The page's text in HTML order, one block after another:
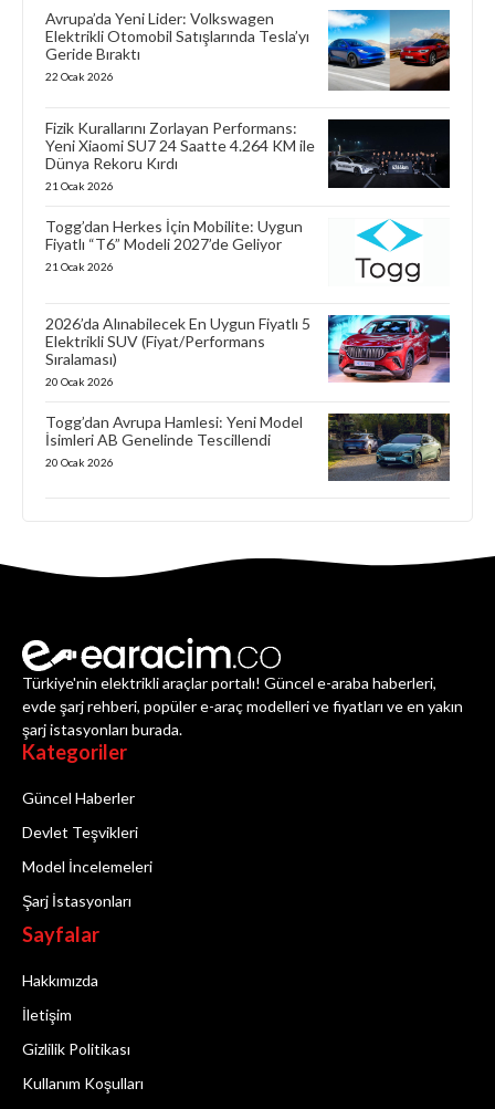
Avrupa’da Yeni Lider: Volkswagen
Elektrikli Otomobil Satışlarında Tesla’yı
Geride Bıraktı
22 Ocak 2026
Fizik Kurallarını Zorlayan Performans:
Yeni Xiaomi SU7 24 Saatte 4.264 KM ile
Dünya Rekoru Kırdı
21 Ocak 2026
Togg’dan Herkes İçin Mobilite: Uygun
Fiyatlı “T6” Modeli 2027’de Geliyor
21 Ocak 2026
2026’da Alınabilecek En Uygun Fiyatlı 5
Elektrikli SUV (Fiyat/Performans
Sıralaması)
20 Ocak 2026
Togg’dan Avrupa Hamlesi: Yeni Model
İsimleri AB Genelinde Tescillendi
20 Ocak 2026
Türkiye'nin elektrikli araçlar portalı! Güncel e-araba haberleri,
evde şarj rehberi, popüler e-araç modelleri ve fiyatları ve en yakın
şarj istasyonları burada.
Kategoriler
Güncel Haberler
Devlet Teşvikleri
Model İncelemeleri
Şarj İstasyonları
Sayfalar
Hakkımızda
İletişim
Gizlilik Politikası
Kullanım Koşulları